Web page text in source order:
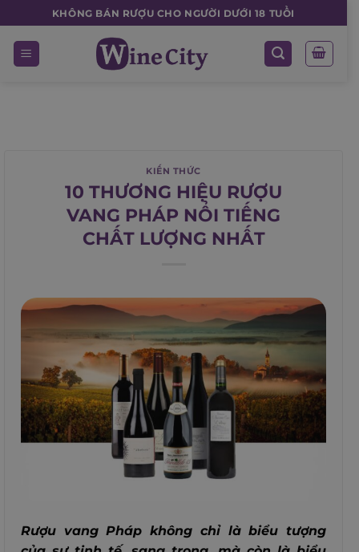
to
content
KHÔNG BÁN RƯỢU CHO NGƯỜI DƯỚI 18 TUỔI
KIẾN THỨC
10 THƯƠNG HIỆU RƯỢU
VANG PHÁP NỔI TIẾNG
CHẤT LƯỢNG NHẤT
Rượu vang Pháp không chỉ là biểu tượng